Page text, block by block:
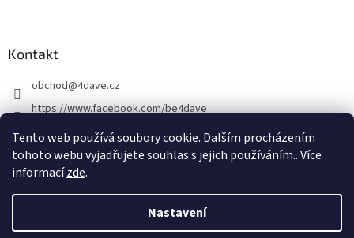
Tento web používá soubory cookie. Dalším procházením
tohoto webu vyjadřujete souhlas s jejich používáním.. Více
informacízde.
Nastavení
Kontakt
obchod@4dave.cz
https://www.facebook.com/be4dave
4DAVE.cz
Vytvořil Shoptet Premium